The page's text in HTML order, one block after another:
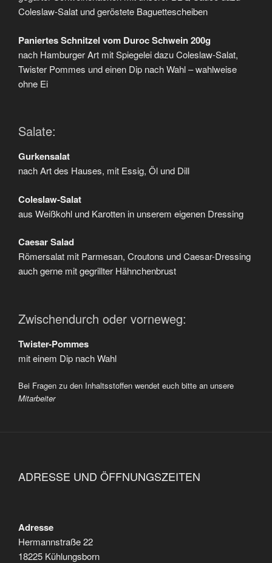
Coleslaw-Salat und geröstete Baguettescheiben
Paniertes Schnitzel vom Duroc Schwein 200g
nach Hamburger Art mit Spiegelei dazu Coleslaw-Salat,
Twister Pommes und einen Dip nach Wahl – wahlweise
ohne Ei
Salate:
Gurkensalat
nach Art des Hauses, mit Essig, Öl und Dill
Coleslaw-Salat
aus Weißkohl und Karotten in unserem eigenen Dressing
Caesar Salad
Römersalat mit Parmesan, Croutons und Caesar-Dressing
auch gerne mit gegrillter Hähnchenbrust
Zwischendurch oder vorneweg:
Twister-Pommes
mit einem Dip nach Wahl
Bei Fragen zu den Inhaltsstoffen wendet euch bitte an unsere
Mitarbeiter
ADRESSE UND ÖFFNUNGSZEITEN
Adresse
Hermannstraße 22
18225 Kühlungsborn